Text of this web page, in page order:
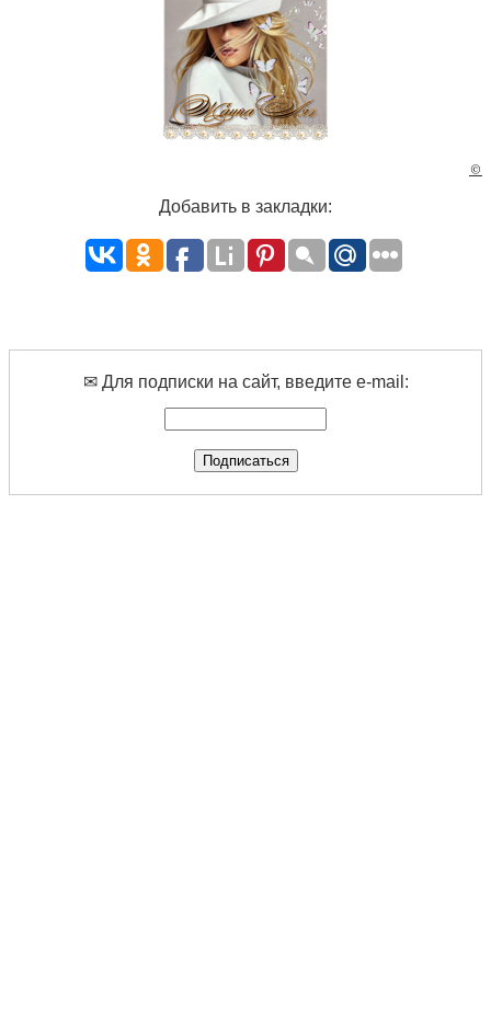
©
Добавить в закладки:
✉ Для подписки на сайт, введите e-mail: